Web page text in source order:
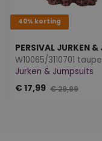
40% korting
W10065/3110701 taupe
Jurken & Jumpsuits
€ 17,99 € 29,99